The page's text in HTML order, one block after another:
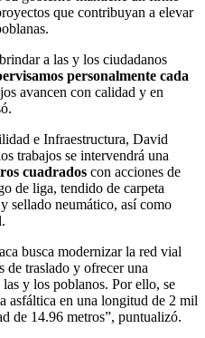
que contribuyan a elevar
a las y los ciudadanos
personalmente cada
avancen con calidad y en
e Infraestructura, David
trabajos se intervendrá una
cuadrados con acciones de
de liga, tendido de carpeta
sellado neumático, así como
busca modernizar la red vial
de traslado y ofrecer una
y los poblanos. Por ello, se
asfáltica en una longitud de 2 mil
de 14.96 metros”, puntualizó.